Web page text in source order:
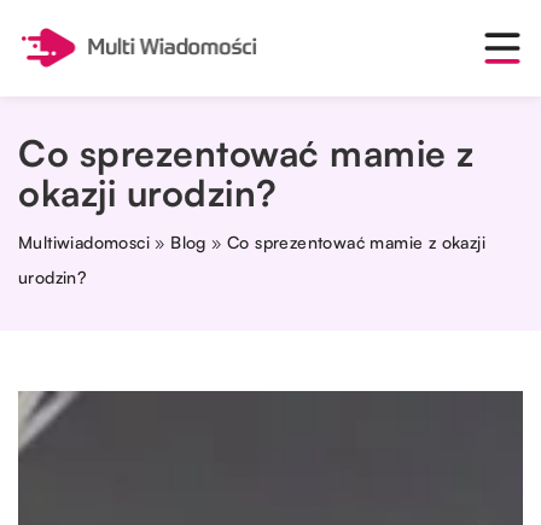
Co sprezentować mamie z
okazji urodzin?
Multiwiadomosci » Blog »Co sprezentować mamie z okazji
urodzin?